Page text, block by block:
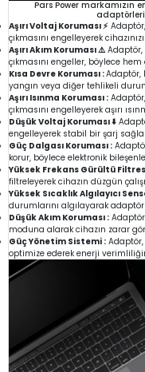
Pars Power markamızın
Aşırı Voltaj Koruması ⚡
çıkmasını engelleyerek
Aşırı Akım Koruması ⚠️Adaptör,
çıkmasını engeller, böylece
Kısa Devre Koruması :Adaptör,
yangın veya diğer tehlikeli
Aşırı Isınma Koruması :
çıkmasını engelleyerek aşırı
Düşük Voltaj Koruması ⬇️
engelleyerek stabil bir şarj
Güç Dalgası Koruması :
korur, böylece elektronik
Yüksek Frekans Gürültü
filtreleyerek cihazın düzgün
Yüksek Sıcaklık Algılayıcı
durumlarını algılayarak
Düşük Akım Koruması :
moduna alarak cihazın zarar
Güç Yönetim Sistemi : Adaptör,
optimize ederek enerji